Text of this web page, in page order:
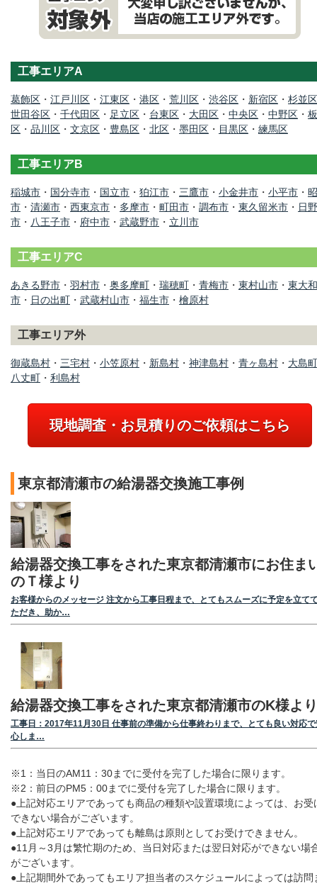
工事エリアA
葛飾区 ・ 江戸川区 ・ 江東区 ・ 港区 ・ 荒川区 ・ 渋谷区 ・ 新宿区 ・ 杉並区
世田谷区 ・ 千代田区 ・ 足立区 ・ 台東区 ・ 大田区 ・ 中央区 ・ 中野区 ・
区 ・ 品川区 ・ 文京区 ・ 豊島区 ・ 北区 ・ 墨田区 ・ 目黒区 ・ 練馬区
工事エリアB
稲城市 ・ 国分寺市 ・ 国立市 ・ 狛江市 ・ 三鷹市 ・ 小金井市 ・ 小平市 ・
市 ・ 清瀬市 ・ 西東京市 ・ 多摩市 ・ 町田市 ・ 調布市 ・ 東久留米市 ・ 日野
市 ・ 八王子市 ・ 府中市 ・ 武蔵野市 ・ 立川市
工事エリアC
あきる野市 ・ 羽村市 ・ 奥多摩町 ・ 瑞穂町 ・ 青梅市 ・ 東村山市 ・ 東大和
市 ・ 日の出町 ・ 武蔵村山市 ・ 福生市 ・ 檜原村
工事エリア外
御蔵島村 ・ 三宅村 ・ 小笠原村 ・ 新島村 ・ 神津島村 ・ 青ヶ島村 ・ 大島町
八丈町 ・ 利島村
現地調査・お見積りのご依頼はこちら
東京都清瀬市の給湯器交換施工事例
給湯器交換工事をされた東京都清瀬市にお住ま
のＴ様より
お客様からのメッセージ 注文から工事日程まで、とてもスムーズに予定を立て
ただき、助か…
給湯器交換工事をされた東京都清瀬市のK様より
工事日：2017年11月30日 仕事前の準備から仕事終わりまで、とても良い対応
心しま…
※1：当日のAM11：30までに受付を完了した場合に限ります。
※2：前日のPM5：00までに受付を完了した場合に限ります。
●上記対応エリアであっても商品の種類や設置環境によっては、お受
できない場合がございます。
●上記対応エリアであっても離島は原則としてお受けできません。
●11月～3月は繁忙期のため、当日対応または翌日対応ができない場
がございます。
●上記期間外であってもエリア担当者のスケジュールによっては訪問